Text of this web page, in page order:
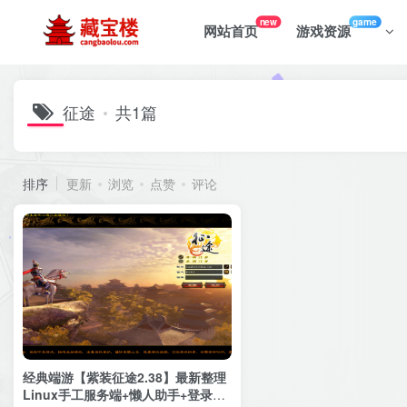
网站首页new 游戏资源game
征途 共1篇
排序 更新 浏览 点赞 评论
经典端游【紫装征途2.38】最新整理
Linux手工服务端+懒人助手+登录器